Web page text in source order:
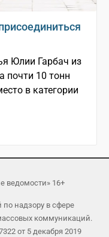
Юлии Гарбач из
почти 10 тонн
в категории
ведомости» 16+
надзору в сфере
коммуникаций.
от 5 декабря 2019